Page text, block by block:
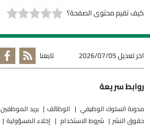
كيف تقيم محتوى الصفحة؟
اخر تعديل2026/07/05 تابعنا
روابط سريعة
مدونة السلوك الوظيفي الوظائف بريد الموظفين
حقوق النشر
شروط الاستخدام إخلاء المسؤولية